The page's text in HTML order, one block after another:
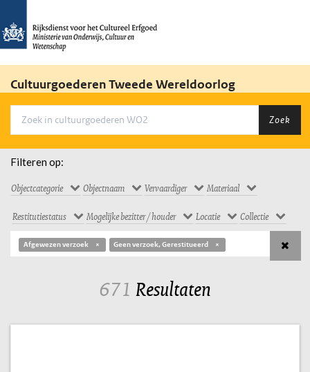
Cultuurgoederen Tweede Wereldoorlog
Zoek
Filteren op:
Objectcategorie Objectnaam Vervaardiger Materiaal
Restitutiestatus Mogelijke bezitter / houder Locatie Collectie
Afgewezen verzoek Geen verzoek, Gerestitueerd
671 Resultaten